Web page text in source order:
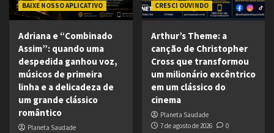
BAIXE NOSSO APLICATIVO
Adriana e “Combinado
Assim”: quando uma
despedida ganhou voz,
músicos de primeira
linha e a delicadeza de
um grande clássico
romântico
Planeta Saudade
CRESCI OUVINDO
Arthur’s Theme: a
canção de Christopher
Cross que transformou
um milionário excêntrico
em um clássico do
cinema
Planeta Saudade
7 de agosto de 2026
0